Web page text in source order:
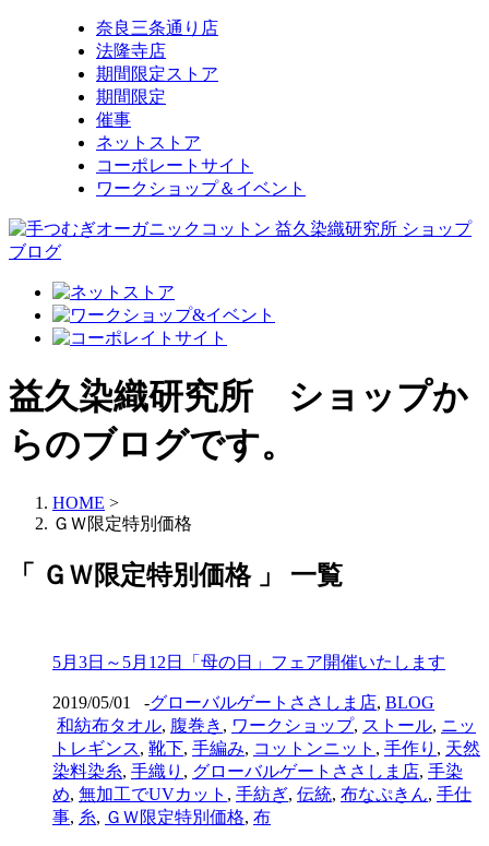
奈良三条通り店
法隆寺店
期間限定ストア
期間限定
催事
ネットストア
コーポレートサイト
ワークショップ＆イベント
益久染織研究所 ショップか
らのブログです。
HOME >
ＧＷ限定特別価格
「 ＧＷ限定特別価格 」 一覧
5月3日～5月12日「母の日」フェア開催いたします
2019/05/01 -グローバルゲートささしま店, BLOG
和紡布タオル, 腹巻き , ワークショップ, ストール, ニッ
トレギンス, 靴下, 手編み, コットンニット , 手作り , 天然
染料染糸, 手織り , グローバルゲートささしま店, 手染
め, 無加工でUVカット , 手紡ぎ, 伝統, 布なぷきん, 手仕
事, 糸, ＧＷ限定特別価格, 布